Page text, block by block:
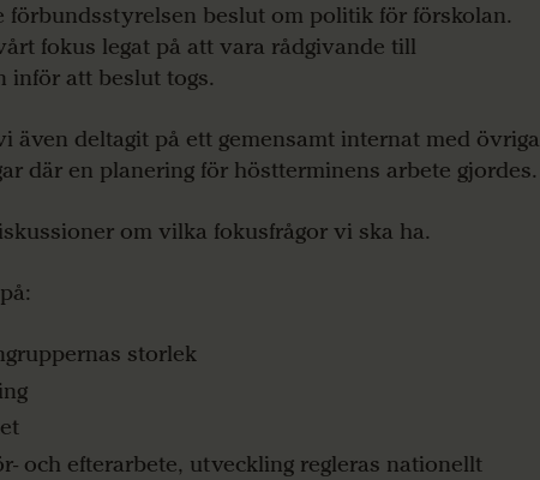
förbundsstyrelsen beslut om politik för förskolan.
fokus legat på att vara rådgivande till
inför att beslut togs.
även deltagit på ett gemensamt internat med övriga
där en planering för höstterminens arbete gjordes.
om vilka fokusfrågor vi ska ha.
storlek
och efterarbete, utveckling regleras nationellt